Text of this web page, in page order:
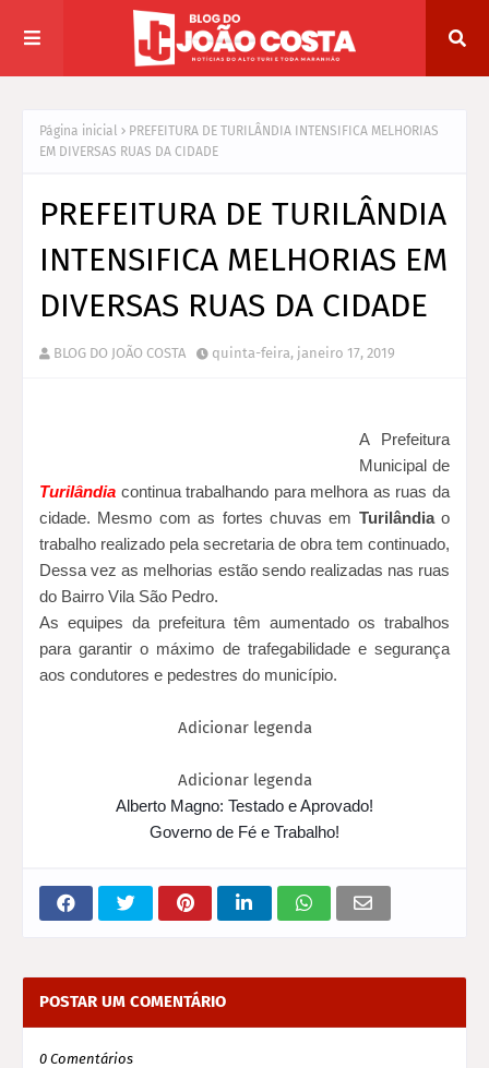
Página inicial
PREFEITURA DE TURILÂNDIA INTENSIFICA MELHORIAS
EM DIVERSAS RUAS DA CIDADE
PREFEITURA DE TURILÂNDIA
INTENSIFICA MELHORIAS EM
DIVERSAS RUAS DA CIDADE
BLOG DO JOÃO COSTA quinta-feira, janeiro 17, 2019
A Prefeitura
Municipal de
Turilândia continua trabalhando para melhora as ruas da
cidade. Mesmo com as fortes chuvas em Turilândiao
trabalho realizado pela secretaria de obra tem continuado,
Dessa vez as melhorias estão sendo realizadas nas ruas
do Bairro Vila São Pedro.
As equipes da prefeitura têm aumentado os trabalhos
para garantir o máximo de trafegabilidade e segurança
aos condutores e pedestres do município.
Adicionar legenda
Adicionar legenda
Alberto Magno: Testado e Aprovado!
Governo de Fé e Trabalho!
POSTAR UM COMENTÁRIO
0 Comentários